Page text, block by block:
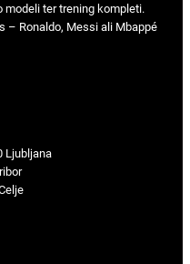
ter trening kompleti.
– Ronaldo, Messi ali Mbappé
Ljubljana